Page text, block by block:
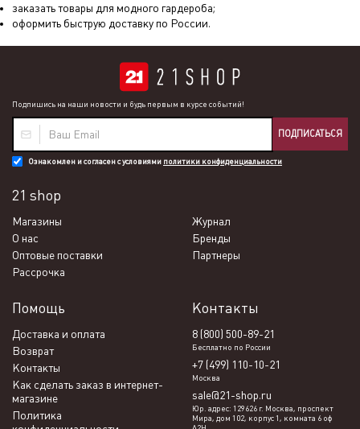
заказать товары для модного гардероба;
оформить быструю доставку по России.
Подпишись на наши новости и будь первым в курсе событий!
ПОДПИСАТЬСЯ
Ознакомлен и согласен с условиями политики конфиденциальности
21 shop
Магазины
Журнал
О нас
Бренды
Оптовые поставки
Партнеры
Рассрочка
Помощь
Доставка и оплата
Возврат
Контакты
Как сделать заказ в интернет-
магазине
Политика
Контакты
8 (800) 500-89-21
Бесплатно по России
+7 (499) 110-10-21
Москва
sale@21-shop.ru
Юр. адрес: 129626 г. Москва, проспект
Мира, дом 102, корпус 1, комната 6 оф